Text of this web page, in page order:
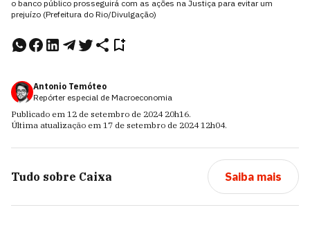
o banco público prosseguirá com as ações na Justiça para evitar um
prejuízo (Prefeitura do Rio/Divulgação)
Antonio Temóteo
Repórter especial de Macroeconomia
Publicado em 12 de setembro de 2024 20h16.
Última atualização em 17 de setembro de 2024 12h04.
Tudo sobre Caixa Saiba mais